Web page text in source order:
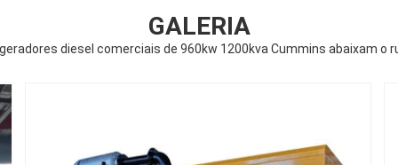
GALERIA
diesel comerciais de 960kw 1200kva Cummins abaixam o